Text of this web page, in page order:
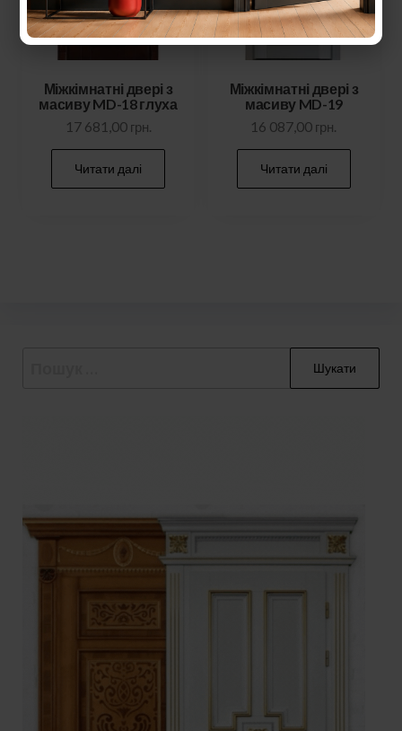
Міжкімнатні двері з
масиву MD-18 глуха
17 681,00 грн.
Читати далі
Міжкімнатні двері з
масиву MD-19
16 087,00 грн.
Читати далі